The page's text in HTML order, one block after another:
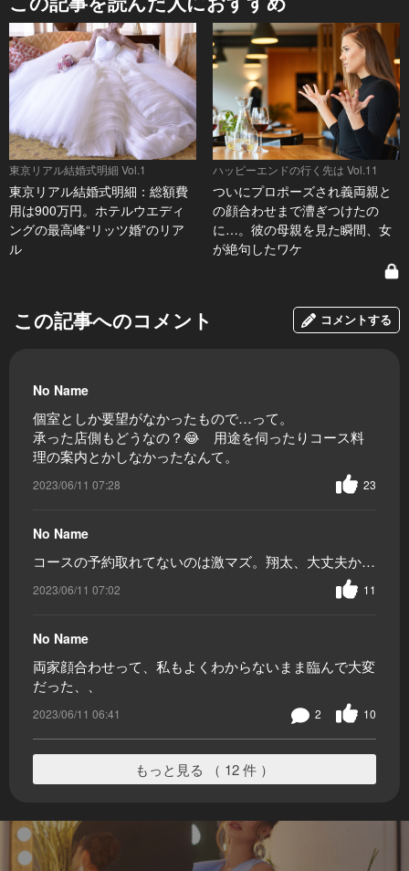
東京リアル結婚式明細 Vol.1
東京リアル結婚式明細：総額費
用は900万円。ホテルウエディ
ングの最高峰“リッツ婚”のリア
ル
ハッピーエンドの行く先は Vol.11
ついにプロポーズされ義両親と
の顔合わせまで漕ぎつけたの
に…。彼の母親を見た瞬間、女
が絶句したワケ
この記事へのコメント コメントする
No Name
個室としか要望がなかったもので…って。
承った店側もどうなの？😂 用途を伺ったりコース料
理の案内とかしなかったなんて。
2023/06/11 07:28 23
No Name
コースの予約取れてないのは激マズ。翔太、大丈夫か…
2023/06/11 07:02 11
No Name
両家顔合わせって、私もよくわからないまま臨んで大変
だった、、
2023/06/11 06:41 10
2
もっと見る （ 12 件 ）